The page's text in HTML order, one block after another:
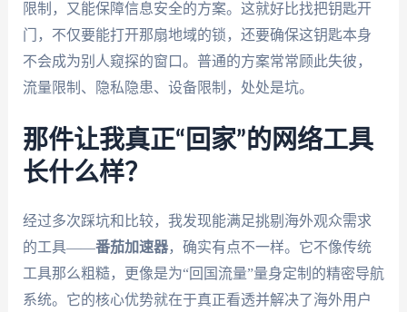
限制，又能保障信息安全的方案。这就好比找把钥匙开
门，不仅要能打开那扇地域的锁，还要确保这钥匙本身
不会成为别人窥探的窗口。普通的方案常常顾此失彼，
流量限制、隐私隐患、设备限制，处处是坑。
那件让我真正“回家”的网络工具
长什么样？
经过多次踩坑和比较，我发现能满足挑剔海外观众需求
的工具——番茄加速器，确实有点不一样。它不像传统
工具那么粗糙，更像是为“回国流量”量身定制的精密导航
系统。它的核心优势就在于真正看透并解决了海外用户